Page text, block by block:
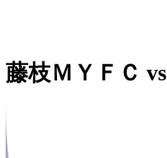
藤枝ＭＹＦＣ vs